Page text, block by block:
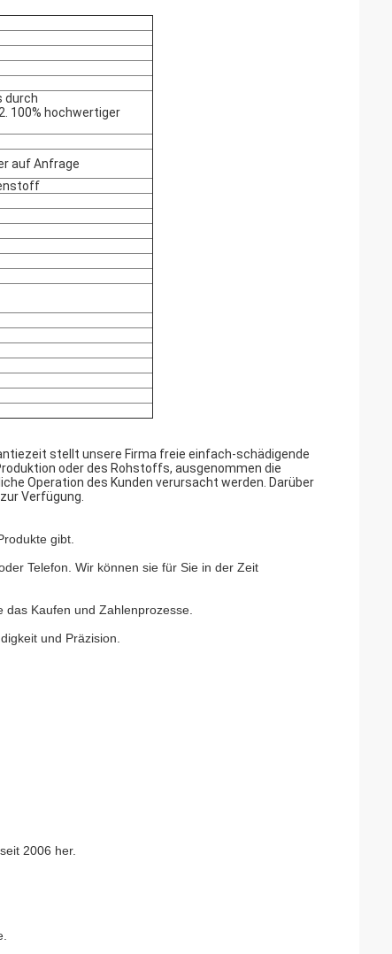
durch
100% hochwertiger
auf Anfrage
stellt unsere Firma freie einfach-schädigende
oder des Rohstoffs, ausgenommen die
Operation des Kunden verursacht werden. Darüber
Verfügung.
gibt.
Telefon. Wir können sie für Sie in der Zeit
Kaufen und Zahlenprozesse.
und Präzision.
2006 her.